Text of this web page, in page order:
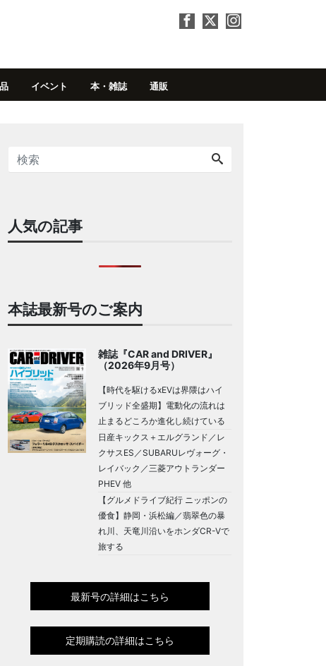
イベント 本・雑誌 通販
人気の記事
本誌最新号のご案内
雑誌『CAR and DRIVER』
（2026年9月号）
【時代を駆けるxEVは界隈はハイ
ブリッド全盛期】電動化の流れは
止まるどころか進化し続けている
日産キックス＋エルグランド／レ
クサスES／SUBARUレヴォーグ・
レイバック／三菱アウトランダー
PHEV 他
【グルメドライブ紀行 ニッポンの
優食】静岡・浜松編／翡翠色の暴
れ川、天竜川沿いをホンダCR-Vで
旅する
最新号の詳細はこちら
定期購読の詳細はこちら